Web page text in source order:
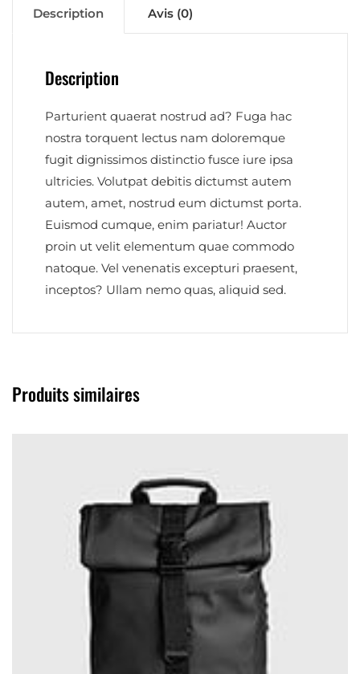
Description Avis (0)
Description
Parturient quaerat nostrud ad? Fuga hac
nostra torquent lectus nam doloremque
fugit dignissimos distinctio fusce iure ipsa
ultricies. Volutpat debitis dictumst autem
autem, amet, nostrud eum dictumst porta.
Euismod cumque, enim pariatur! Auctor
proin ut velit elementum quae commodo
natoque. Vel venenatis excepturi praesent,
inceptos? Ullam nemo quas, aliquid sed.
Produits similaires